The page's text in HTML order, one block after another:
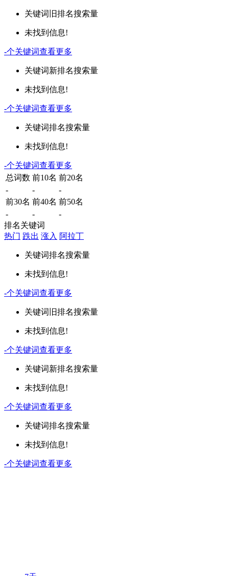
关键词 旧排名搜索量
未找到信息!
-个关键词查看更多
关键词新排名搜索量
未找到信息!
-个关键词查看更多
关键词排名搜索量
未找到信息!
-个关键词查看更多
总词数 前10名 前20名
-
-
-
前30名 前40名 前50名
-
-
-
排名关键词
热门 跌出 涨入 阿拉丁
关键词排名搜索量
未找到信息!
-个关键词查看更多
关键词 旧排名搜索量
未找到信息!
-个关键词查看更多
关键词新排名搜索量
未找到信息!
-个关键词查看更多
关键词排名搜索量
未找到信息!
-个关键词查看更多